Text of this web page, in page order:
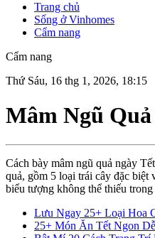
Trang chủ
Sống ở Vinhomes
Cẩm nang
Cẩm nang
Thứ Sáu, 16 thg 1, 2026, 18:15
Mâm Ngũ
Cách bày mâm ngũ quả ngày
quả, gồm 5 loại trái cây đặc
biểu tượng không thể thiếu
Lưu Ngay 25+ Loại Hoa
25+ Món Ăn Tết Ngon